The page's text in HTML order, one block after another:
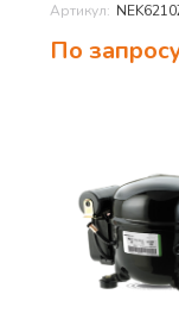
Артикул:
По